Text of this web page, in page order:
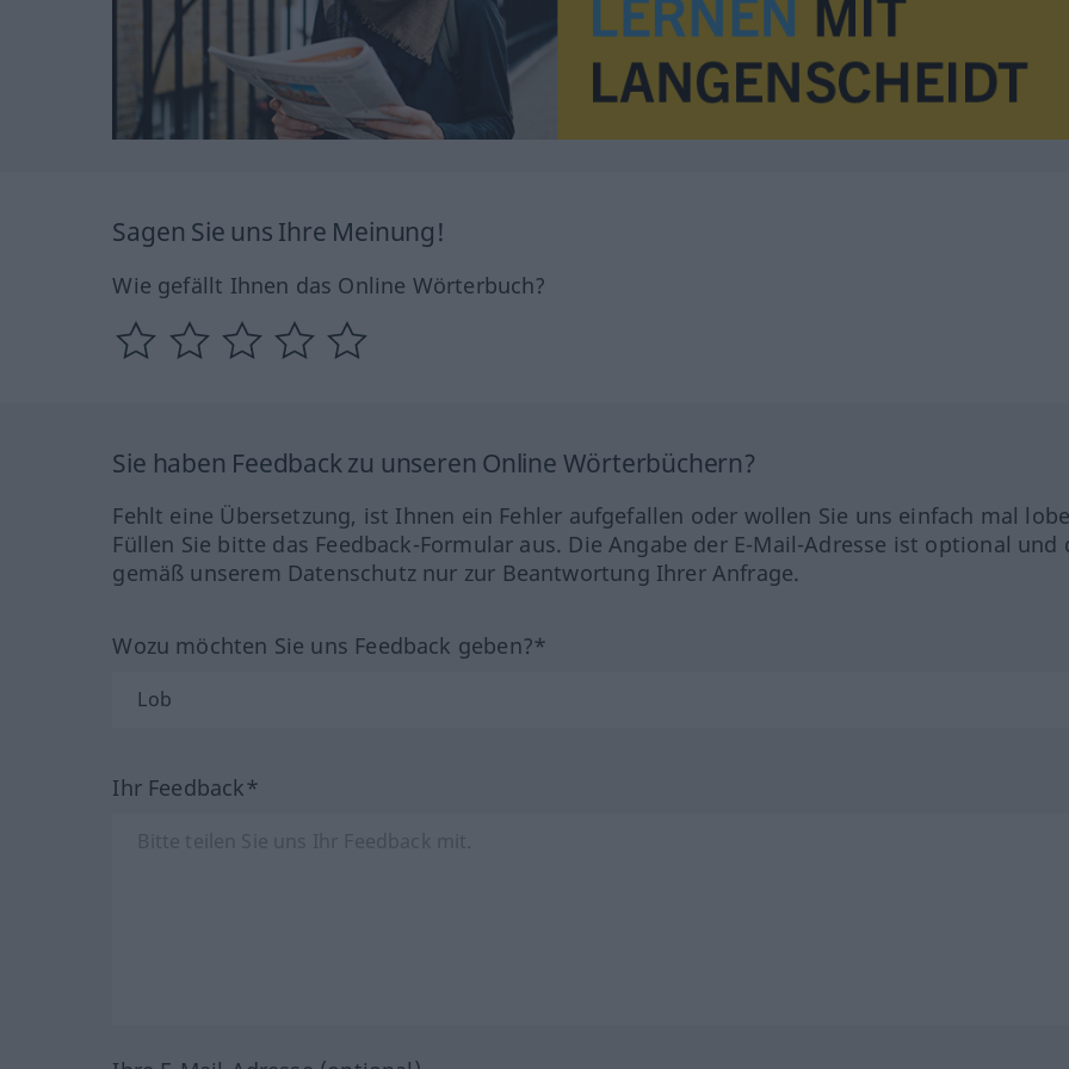
Sagen Sie uns Ihre Meinung!
Wie gefällt Ihnen das Online Wörterbuch?
Sie haben Feedback zu unseren Online Wörterbüchern?
Fehlt eine Übersetzung, ist Ihnen ein Fehler aufgefallen oder wollen Sie uns einfach mal
Füllen Sie bitte das Feedback-Formular aus. Die Angabe der E-Mail-Adresse ist optional und
gemäß unserem Datenschutz nur zur Beantwortung Ihrer Anfrage.
Wozu möchten Sie uns Feedback geben?*
Ihr Feedback*